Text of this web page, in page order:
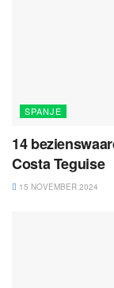
SPANJE
14
Costa Teguise
15 NOVEMBER 2024